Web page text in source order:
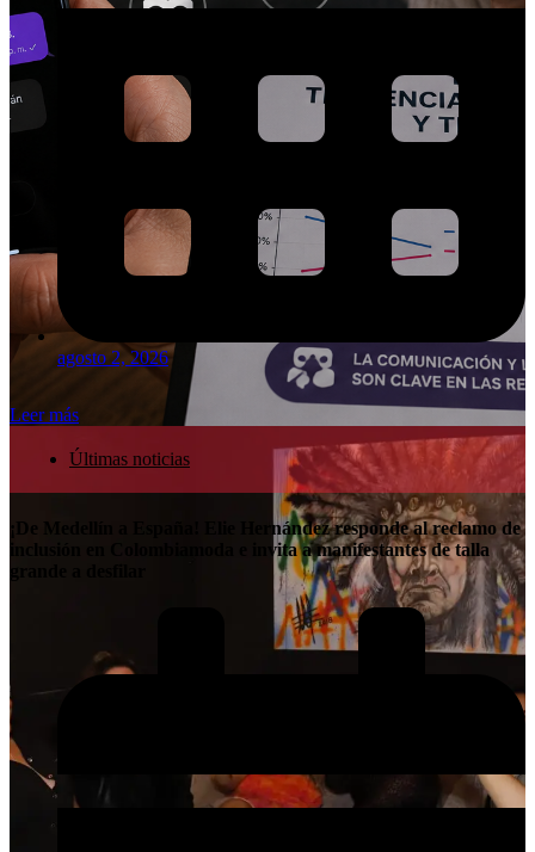
agosto 2, 2026
Leer más
Últimas noticias
¡De Medellín a España! Elie Hernández responde al reclamo de
inclusión en Colombiamoda e invita a manifestantes de talla